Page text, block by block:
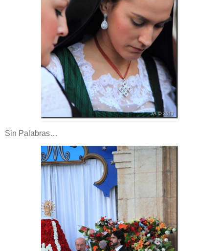
Sin Palabras…